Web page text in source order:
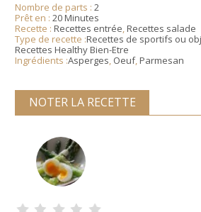
Nombre de parts :2
Prêt en :20 Minutes
Recette :Recettes entrée,Recettes salade
Type de recette :Recettes de sportifs ou
Recettes Healthy Bien-Etre
Ingrédients :Asperges, Oeuf,Parmesan
NOTER LA RECETTE